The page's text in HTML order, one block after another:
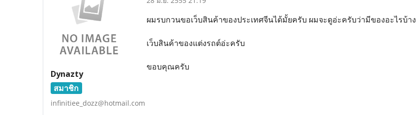
Dynazty
สมาชิก
infinitiee_dozz@hotmail.com
ผมรบกวนขอเว็บสินค้าของประเทศจีนได้มั้ยครับ ผมจะดูอ่ะครับว่ามีของอะไรบ้าง
เว็บสินค้าของแต่งรถต์อ่ะครับ
ขอบคุณครับ